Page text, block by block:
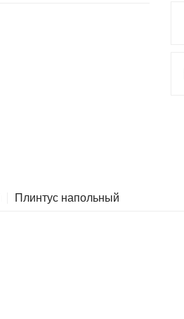
Плинтус напольный